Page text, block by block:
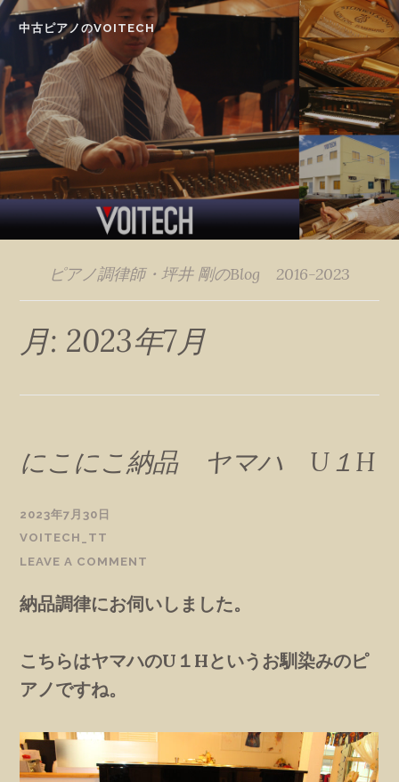
Skip
to
content
中古ピアノのVOITECH
ピアノ調律師・坪井 剛のBlog 2016-2023
月: 2023年7月
にこにこ納品 ヤマハ U１H
2023年7月30日
VOITECH_TT
LEAVE A COMMENT
納品調律にお伺いしました。
こちらはヤマハのU１Hというお馴染みのピ
アノですね。